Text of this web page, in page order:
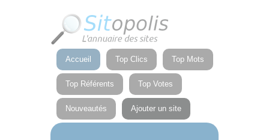
Accueil Top Clics Top Mots
Top Référents Top Votes
Nouveautés Ajouter un site